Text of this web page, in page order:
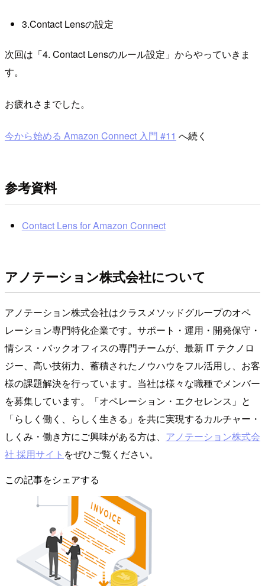
3.Contact Lensの設定
次回は「4. Contact Lensのルール設定」からやっていきま
す。
お疲れさまでした。
今から始める Amazon Connect 入門 #11 へ続く
参考資料
Contact Lens for Amazon Connect
アノテーション株式会社について
アノテーション株式会社はクラスメソッドグループのオペ
レーション専門特化企業です。サポート・運用・開発保守・
情シス・バックオフィスの専門チームが、最新 IT テクノロ
ジー、高い技術力、蓄積されたノウハウをフル活用し、お客
様の課題解決を行っています。当社は様々な職種でメンバー
を募集しています。「オペレーション・エクセレンス」と
「らしく働く、らしく生きる」を共に実現するカルチャー・
しくみ・働き方にご興味がある方は、 アノテーション株式会
社 採用サイト をぜひご覧ください。
この記事をシェアする